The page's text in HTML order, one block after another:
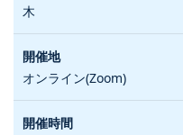
木
オンライン(Zoom)